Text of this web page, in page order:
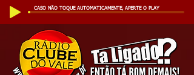
CASO NÃO TOQUE AUTOMATICAMENTE, APERTE O PLAY